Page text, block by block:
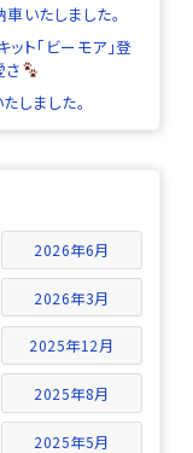
いたしました。
ト「ビーモア」登
さ
しました。
2026年6月
2026年3月
2025年12月
2025年8月
2025年5月